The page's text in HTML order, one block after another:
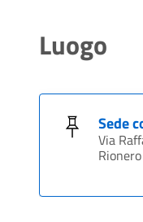
Luogo
Sede
Via